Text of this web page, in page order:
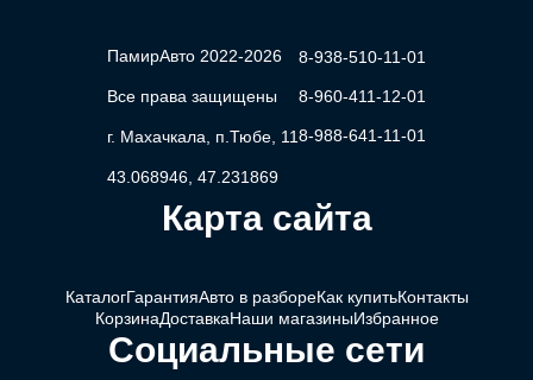
ПамирАвто 2022-2026
Все права защищены
г. Махачкала, п.Тюбе, 11
43.068946, 47.231869
8-938-510-11-01
8-960-411-12-01
8-988-641-11-01
Карта сайта
КаталогГарантияАвто в разбореКак купитьКонтакты
КорзинаДоставкаНаши магазиныИзбранное
Социальные сети